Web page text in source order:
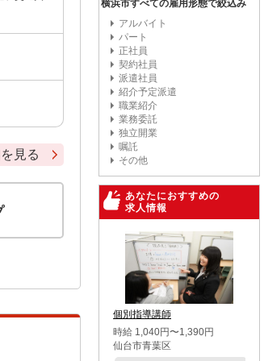
見る
横浜市すべての雇用形態で絞込み
アルバイト
パート
正社員
契約社員
派遣社員
紹介予定派遣
職業紹介
業務委託
独立開業
嘱託
その他
あなたにおすすめの
求人情報
個別指導講師
時給 1,040円〜1,390円
仙台市青葉区